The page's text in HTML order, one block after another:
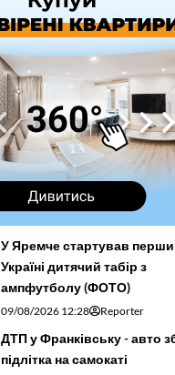
У Яремче стартував
Україні дитячий табір з
ампфутболу (ФОТО)
09/08/2026 12:28 Reporter
ДТП у Франківську - авто
підлітка на самокаті